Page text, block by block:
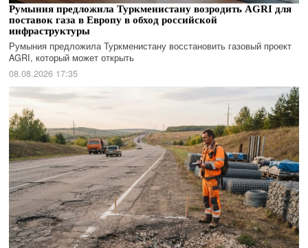
Румыния предложила Туркменистану возродить AGRI для
поставок газа в Европу в обход российской
инфраструктуры
Румыния предложила Туркменистану восстановить газовый проект
AGRI, который может открыть
08.08.2026 17:35